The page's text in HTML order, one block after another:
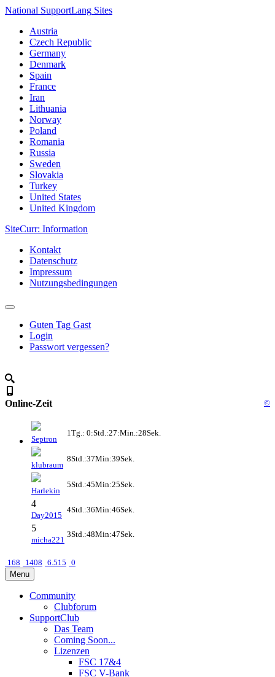
National SupportLang Sites
Austria
Czech Republic
Germany
Denmark
Spain
France
Iran
Lithuania
Norway
Poland
Romania
Russia
Sweden
Slovakia
Turkey
United States
United Kingdom
SiteCurr: Information
Kontakt
Datenschutz
Impressum
Nutzungsbedingungen
Guten Tag Gast
Login
Passwort vergessen?
Online-Zeit ©
Septron
1Tg.: 0:Std.:27:Min.:28Sek.
klubraum
8Std.:37Min:39Sek.
Harlekin
5Std.:45Min:25Sek.
4
Day2015
4Std.:36Min:46Sek.
5
micha221
3Std.:48Min:47Sek.
168 1408 6.515 0
Menu
Community
Clubforum
SupportClub
Das Team
Coming Soon...
Lizenzen
FSC 17&4
FSC V-Bank